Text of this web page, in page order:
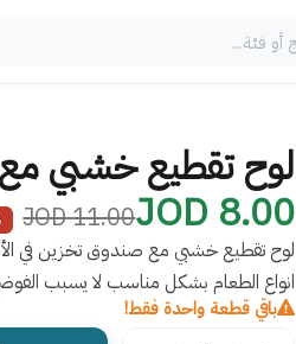
لوح تقطيع خشبي
8.00 JOD
11.00 JOD
لوح تقطيع خشبي مع صندوق تخزين في
انواع الطعام بشكل مناسب لا يسبب
باقي قطعة واحدة فقط!